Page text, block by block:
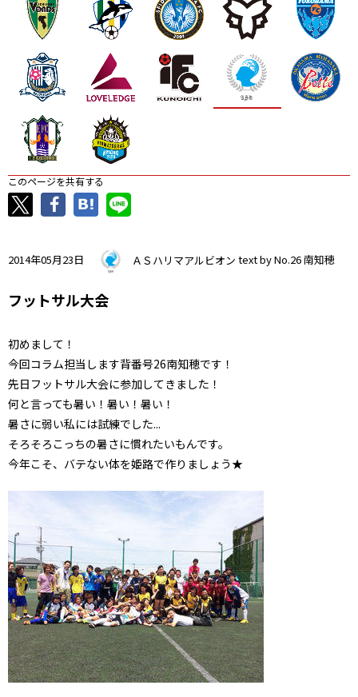
このページを共有する
2014年05月23日 ＡＳハリマアルビオン text by No.26 南知穂
フットサル大会
初めまして！
今回コラム担当します背番号26南知穂です！
先日フットサル大会に参加してきました！
何と言っても暑い！暑い！暑い！
暑さに弱い私には試練でした...
そろそろこっちの暑さに慣れたいもんです。
今年こそ、バテない体を姫路で作りましょう★